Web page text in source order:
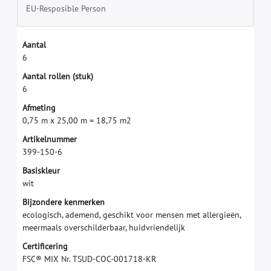
EU-Resposible Person
Aantal
6
Aantal rollen (stuk)
6
Afmeting
0,75 m x 25,00 m = 18,75 m2
Artikelnummer
399-150-6
Basiskleur
wit
Bijzondere kenmerken
ecologisch, ademend, geschikt voor mensen met allergieën,
meermaals overschilderbaar, huidvriendelijk
Certifcering
FSC® MIX Nr. TSUD-COC-001718-KR